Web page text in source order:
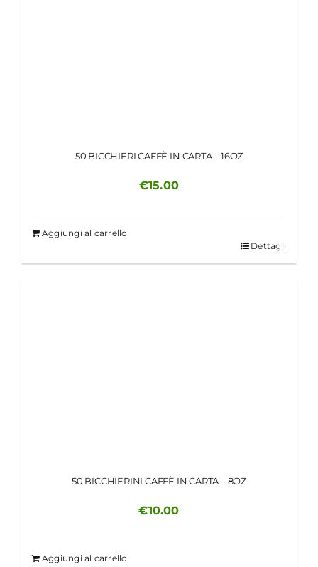
50 BICCHIERI CAFFÈ IN CARTA – 16OZ
€15.00
Aggiungi al carrello
Dettagli
50 BICCHIERINI CAFFÈ IN CARTA – 8OZ
€10.00
Aggiungi al carrello